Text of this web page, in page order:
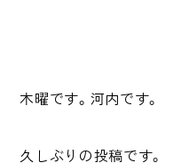
木曜です。河内です。
久しぶりの投稿です。